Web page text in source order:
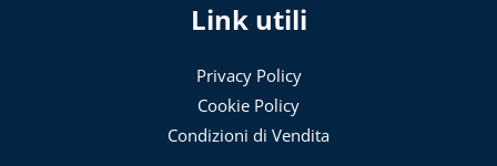
Link utili
Privacy Policy
Cookie Policy
Condizioni di Vendita